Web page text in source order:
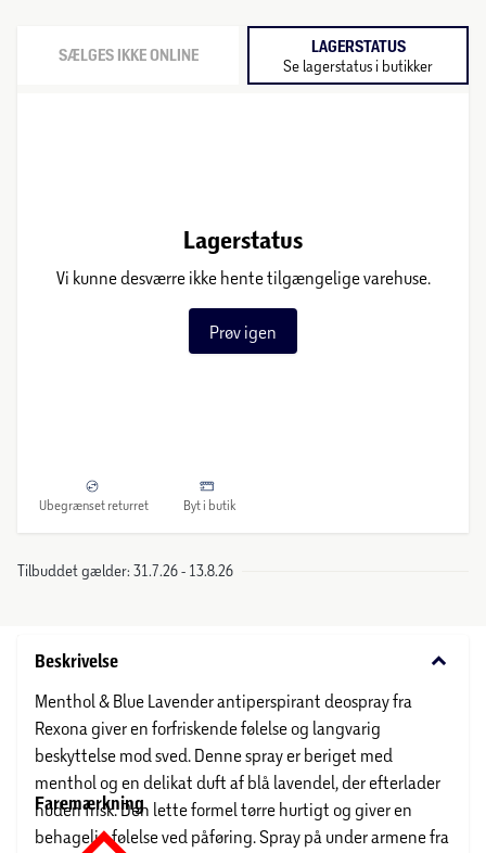
SÆLGES IKKE ONLINE LAGERSTATUS
Se lagerstatus i butikker
Lagerstatus
Vi kunne desværre ikke hente tilgængelige varehuse.
Prøv igen
Ubegrænset returret Byt i butik
Tilbuddet gælder: 31.7.26 - 13.8.26
Beskrivelse keyboard_arrow_down
Menthol & Blue Lavender antiperspirant deospray fra
Rexona giver en forfriskende følelse og langvarig
beskyttelse mod sved. Denne spray er beriget med
menthol og en delikat duft af blå lavendel, der efterlader
huden frisk. Den lette formel tørre hurtigt og giver en
behagelig følelse ved påføring. Spray på under armene fra
Faremærkning